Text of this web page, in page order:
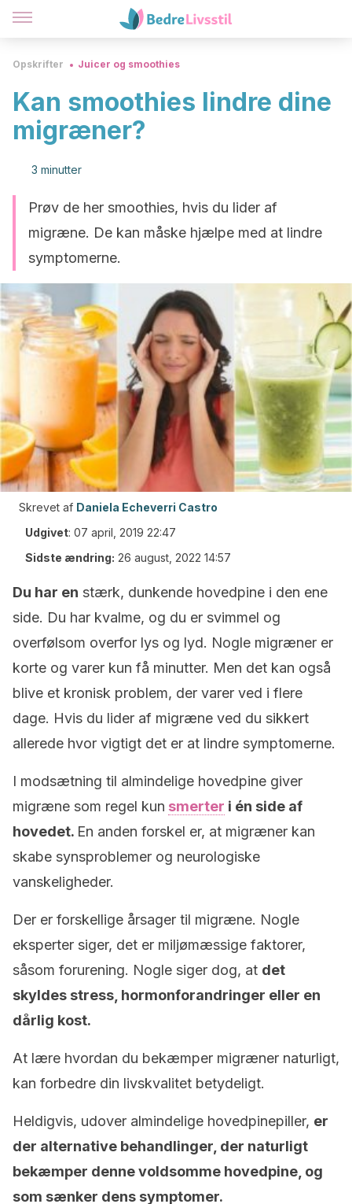
Opskrifter Juicer og smoothies
Kan smoothies lindre dine
migræner?
3 minutter
Prøv de her smoothies, hvis du lider af
migræne. De kan måske hjælpe med at lindre
symptomerne.
Skrevet af Daniela Echeverri Castro
Udgivet: 07 april, 2019 22:47
Sidste ændring: 26 august, 2022 14:57
Du har en stærk, dunkende hovedpine i den ene
side. Du har kvalme, og du er svimmel og
overfølsom overfor lys og lyd. Nogle migræner er
korte og varer kun få minutter. Men det kan også
blive et kronisk problem, der varer ved i flere
dage. Hvis du lider af migræne ved du sikkert
allerede hvor vigtigt det er at lindre symptomerne.
I modsætning til almindelige hovedpine giver
migræne som regel kun smerter i én side af
hovedet. En anden forskel er, at migræner kan
skabe synsproblemer og neurologiske
vanskeligheder.
Der er forskellige årsager til migræne. Nogle
eksperter siger, det er miljømæssige faktorer,
såsom forurening. Nogle siger dog, at det
skyldes stress, hormonforandringer eller en
dårlig kost.
At lære hvordan du bekæmper migræner naturligt,
kan forbedre din livskvalitet betydeligt.
Heldigvis, udover almindelige hovedpinepiller, er
der alternative behandlinger, der naturligt
bekæmper denne voldsomme hovedpine, og
som sænker dens symptomer.